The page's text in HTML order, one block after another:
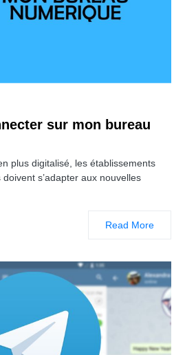
sur mon bureau
plus digitalisé, les établissements
s’adapter aux nouvelles
Read More